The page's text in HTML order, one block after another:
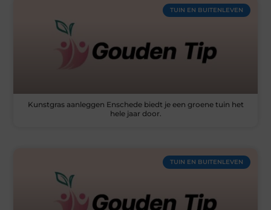
TUIN EN BUITENLEVEN
Kunstgras aanleggen Enschede biedt je een groene tuin het
hele jaar door.
TUIN EN BUITENLEVEN